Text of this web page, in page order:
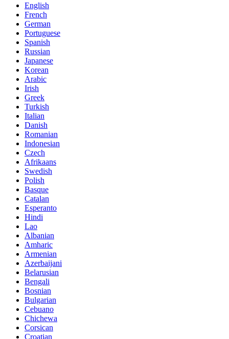
English
French
German
Portuguese
Spanish
Russian
Japanese
Korean
Arabic
Irish
Greek
Turkish
Italian
Danish
Romanian
Indonesian
Czech
Afrikaans
Swedish
Polish
Basque
Catalan
Esperanto
Hindi
Lao
Albanian
Amharic
Armenian
Azerbaijani
Belarusian
Bengali
Bosnian
Bulgarian
Cebuano
Chichewa
Corsican
Croatian